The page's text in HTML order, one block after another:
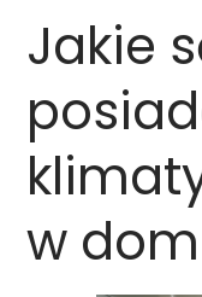
Jakie
w